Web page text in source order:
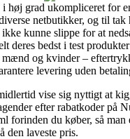
høj grad ukompliceret for
netbutikker, og til tak
kunne slippe for at
deres bedst i test
mænd og kvinder –
levering uden
vise sig nyttigt at
efter rabatkoder på
forinden du køber, så man
den laveste pris.